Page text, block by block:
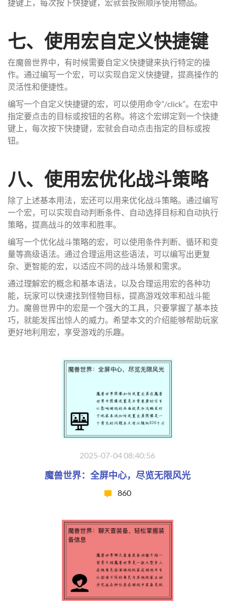
捷键上，每次按下快捷键，宏就会按照顺序使用物品。
七、使用宏自定义快捷键
在魔兽世界中，有时候需要自定义快捷键来执行特定的操
作。通过编写一个宏，可以实现自定义快捷键，提高操作的
灵活性和便捷性。
编写一个自定义快捷键的宏，可以使用命令“/click”。在宏中
指定要点击的目标或按钮的名称。将这个宏绑定到一个快捷
键上，每次按下快捷键，宏就会自动点击指定的目标或按
钮。
八、使用宏优化战斗策略
除了上述基本用法，宏还可以用来优化战斗策略。通过编写
一个宏，可以实现自动判断条件、自动选择目标和自动执行
策略，提高战斗的效率和胜率。
编写一个优化战斗策略的宏，可以使用条件判断、循环和变
量等高级语法。通过合理运用这些语法，可以编写出更复
杂、更智能的宏，以适应不同的战斗场景和需求。
通过理解宏的概念和基本语法，以及合理运用宏的各种功
能，玩家可以快速找到怪物目标，提高游戏效率和战斗能
力。魔兽世界中的宏是一个强大的工具，只要掌握了基本技
巧，就能发挥出惊人的威力。希望本文的介绍能够帮助玩家
更好地利用宏，享受游戏的乐趣。
2025-07-04 08:40:56
魔兽世界：全屏中心，尽览无限风光
860